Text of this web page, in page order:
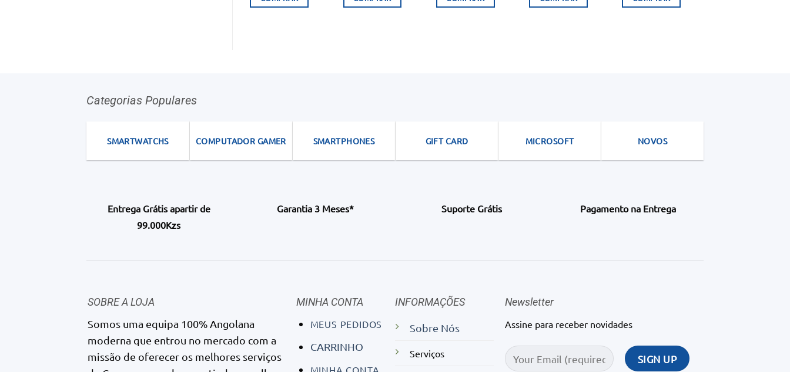
Categorias Populares
SMARTWATCHS COMPUTADOR GAMER SMARTPHONES GIFT CARD MICROSOFT NOVOS
Entrega Grátis apartir de
99.000Kzs
Garantia 3 Meses* Suporte Grátis Pagamento na Entrega
SOBRE A LOJA
Somos uma equipa 100% Angolana
moderna que entrou no mercado com a
missão de oferecer os melhores serviços
MINHA CONTA
MEUS PEDIDOS
CARRINHO
MINHA CONTA
INFORMAÇÕES
Sobre Nós
Serviços
Newsletter
Assine para receber novidades